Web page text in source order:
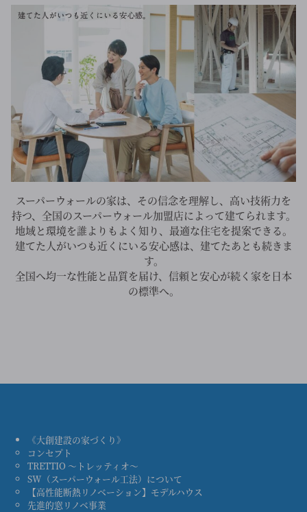
スーパーウォールの家は、その信念を理解し、高い技術力を
持つ、全国のスーパーウォール加盟店によって建てられます。
地域と環境を誰よりもよく知り、最適な住宅を提案できる。
建てた人がいつも近くにいる安心感は、建てたあとも続きま
す。
全国へ均一な性能と品質を届け、信頼と安心が続く家を日本
の標準へ。
《大創建設の家づくり》
コンセプト
TRETTIO ～トレッティオ～
SW（スーパーウォール工法）について
【高性能断熱リノベーション】モデルハウス
先進的窓リノベ事業